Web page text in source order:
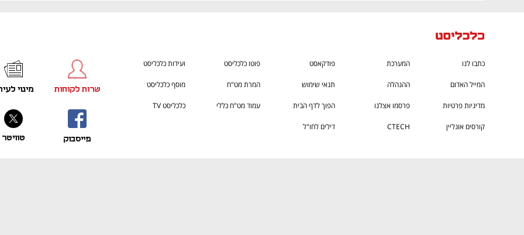
כתבו לנו המערכת פודקאסט פוטו כלכליסט ועידות כלכליסט
המייל האדום ההנהלה תנאי שימוש המרת מט"ח מוסף כלכליסט
מדיניות פרטיות פרסמו אצלנו הפוך לדף הבית עמוד מט"ח כללי כלכליסט TV
קורסים אונליין CTECH
דילים לחו"ל
פייסבוק
שרות לקוחות
טוויטר
מינוי